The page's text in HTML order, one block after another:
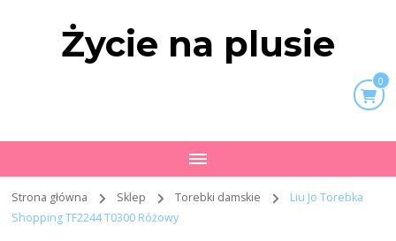
Życie na plusie
0
Strona główna Sklep Torebki damskie
Liu Jo Torebka
Shopping TF2244 T0300 Różowy